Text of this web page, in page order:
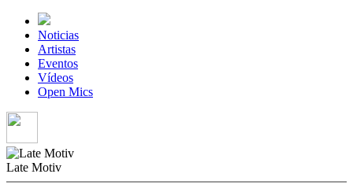
Noticias
Artistas
Eventos
Vídeos
Open Mics
Late Motiv